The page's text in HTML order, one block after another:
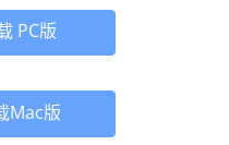
PC版
Mac版